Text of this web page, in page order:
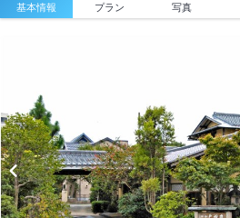
基本情報 プラン 写真